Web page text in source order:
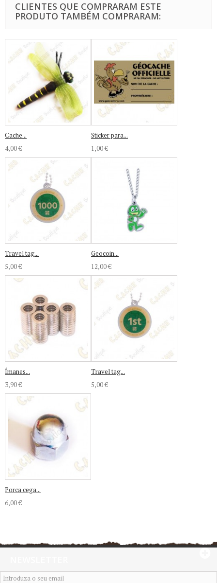
CLIENTES QUE COMPRARAM ESTE
PRODUTO TAMBÉM COMPRARAM:
Cache...
4,00 €
Sticker para...
1,00 €
Travel tag...
5,00 €
Geocoin...
12,00 €
Ímanes...
3,90 €
Travel tag...
5,00 €
Porca cega...
6,00 €